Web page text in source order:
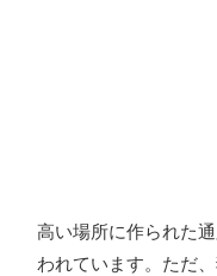
高い場所に作られた
われています。ただ